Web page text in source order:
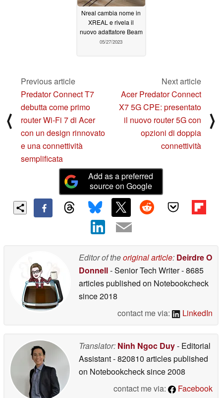
Nreal cambia nome in
XREAL e rivela il
nuovo adattatore Beam
05/27/2023
⟨
Previous article
Predator Connect T7
debutta come primo
router Wi-Fi 7 di Acer
con un design rinnovato
e una connettività
semplificata
Next article
Acer Predator Connect
X7 5G CPE: presentato
il nuovo router 5G con
opzioni di doppia
connettività
⟩
Add as a preferred
source on Google
Editor of theoriginal article: Deirdre O
Donnell- Senior Tech Writer- 8685
articles published on Notebookcheck
since 2018
contact me via:
LinkedIn
Translator: Ninh Ngoc Duy- Editorial
Assistant- 820810 articles published
on Notebookchecksince 2008
contact me via:
Facebook